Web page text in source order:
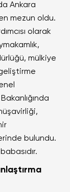
Ankara
mezun oldu.
olarak
mülkiye
bulundu.